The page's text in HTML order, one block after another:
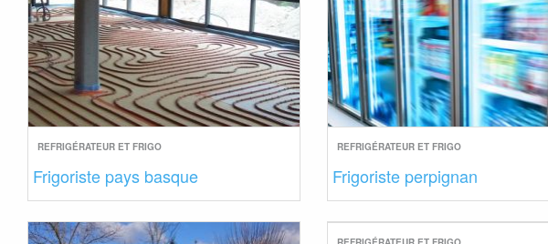
REFRIGÉRATEUR ET FRIGO
Frigoriste pays basque
REFRIGÉRATEUR ET FRIGO
Frigoriste perpignan